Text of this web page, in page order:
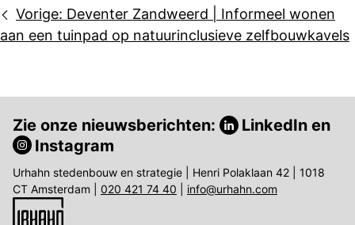
Bericht
navigatie
Vorige: Deventer Zandweerd | Informeel wonen
aan een tuinpad op natuurinclusieve zelfbouwkavels
Zie onze nieuwsberichten: LinkedIn en
Instagram
Urhahn stedenbouw en strategie | Henri Polaklaan 42 | 1018
CT Amsterdam | 020 421 74 40 info@urhahn.com